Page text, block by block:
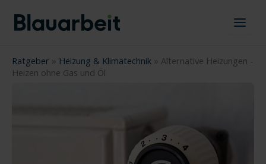
Inhalt
springen
Ratgeber » Heizung & Klimatechnik » Alternative Heizungen -
Heizen ohne Gas und Öl